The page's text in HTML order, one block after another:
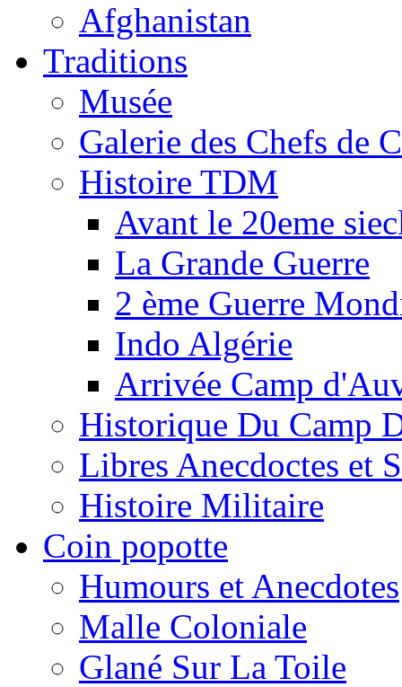
Afghanistan
Traditions
Musée
Galerie des Chefs de
Histoire TDM
Avant le 20eme
La Grande Guerre
2 ème Guerre
Indo Algérie
Arrivée Camp
Historique Du Camp
Libres Anecdoctes et
Histoire Militaire
Coin popotte
Humours et Anecdotes
Malle Coloniale
Glané Sur La Toile